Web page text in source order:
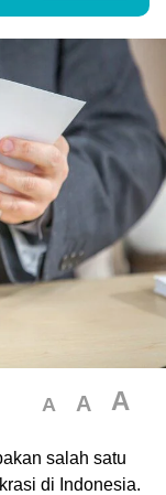
A A A
salah satu
di Indonesia.